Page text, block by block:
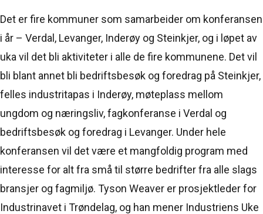
Det er fire kommuner som samarbeider om konferansen
i år – Verdal, Levanger, Inderøy og Steinkjer, og i løpet av
uka vil det bli aktiviteter i alle de fire kommunene. Det vil
bli blant annet bli bedriftsbesøk og foredrag på Steinkjer,
felles industritapas i Inderøy, møteplass mellom
ungdom og næringsliv, fagkonferanse i Verdal og
bedriftsbesøk og foredrag i Levanger. Under hele
konferansen vil det være et mangfoldig program med
interesse for alt fra små til større bedrifter fra alle slags
bransjer og fagmiljø. Tyson Weaver er prosjektleder for
Industrinavet i Trøndelag, og han mener Industriens Uke